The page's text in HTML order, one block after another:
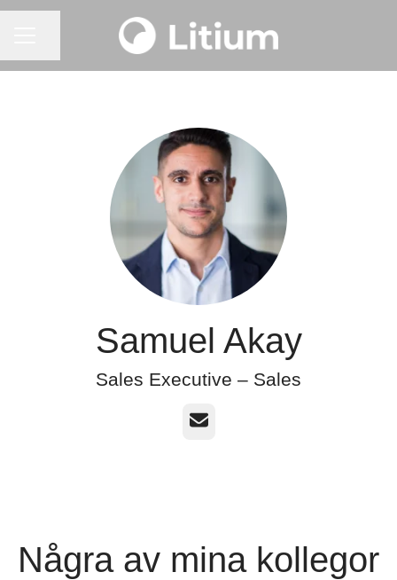
Samuel Akay
Sales Executive – Sales
E-post
Några av mina kollegor